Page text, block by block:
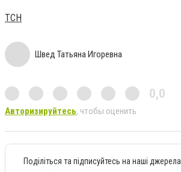
ТСН
Швед Татьяна Игоревна
0,0
Авторизируйтесь, чтобы оценить
Поділіться та підписуйтесь на наші джерела